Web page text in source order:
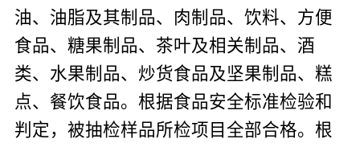
油、油脂及其制品、肉制品、饮料、方便
食品、糖果制品、茶叶及相关制品、酒
类、水果制品、炒货食品及坚果制品、糕
点、餐饮食品。 根据食品安全标准检验和
判定， 被抽检样品所检项目全部合格。根